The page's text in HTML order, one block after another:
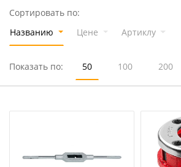
Сортировать по:
Названию
Цене Артиклу
Показать по: 50 100 200